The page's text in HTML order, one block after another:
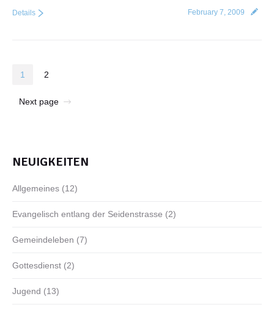
February 7, 2009
Details
1 2
Next page
NEUIGKEITEN
Allgemeines (12)
Evangelisch entlang der Seidenstrasse (2)
Gemeindeleben (7)
Gottesdienst (2)
Jugend (13)